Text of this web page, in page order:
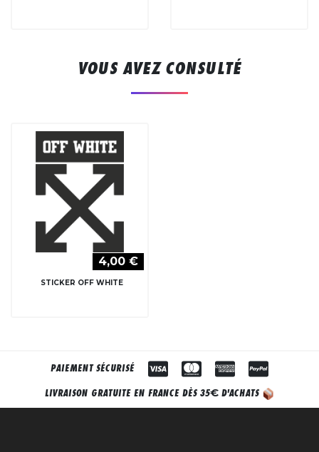
VOUS AVEZ CONSULTÉ
4,00 €
STICKER OFF WHITE
PAIEMENT SÉCURISÉ
LIVRAISON GRATUITE EN FRANCE DÈS 35€ D'ACHATS